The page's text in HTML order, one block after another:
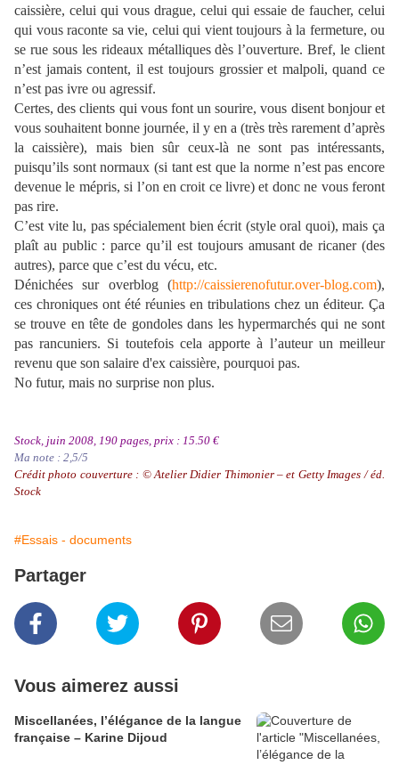
caissière, celui qui vous drague, celui qui essaie de faucher, celui
qui vous raconte sa vie, celui qui vient toujours à la fermeture, ou
se rue sous les rideaux métalliques dès l’ouverture. Bref, le client
n’est jamais content, il est toujours grossier et malpoli, quand ce
n’est pas ivre ou agressif.
Certes, des clients qui vous font un sourire, vous disent bonjour et
vous souhaitent bonne journée, il y en a (très très rarement d’après
la caissière), mais bien sûr ceux-là ne sont pas intéressants,
puisqu’ils sont normaux (si tant est que la norme n’est pas encore
devenue le mépris, si l’on en croit ce livre) et donc ne vous feront
pas rire.
C’est vite lu, pas spécialement bien écrit (style oral quoi), mais ça
plaît au public : parce qu’il est toujours amusant de ricaner (des
autres), parce que c’est du vécu, etc.
Dénichées sur overblog (http://caissierenofutur.over-blog.com),
ces chroniques ont été réunies en tribulations chez un éditeur. Ça
se trouve en tête de gondoles dans les hypermarchés qui ne sont
pas rancuniers. Si toutefois cela apporte à l’auteur un meilleur
revenu que son salaire d'ex caissière, pourquoi pas.
No futur, mais no surprise non plus.
Stock, juin 2008, 190 pages, prix : 15.50 €
Ma note : 2,5/5
Crédit photo couverture : © Atelier Didier Thimonier – et Getty Images / éd.
Stock
#Essais - documents
Partager
Vous aimerez aussi
Miscellanées, l’élégance de la langue
française – Karine Dijoud